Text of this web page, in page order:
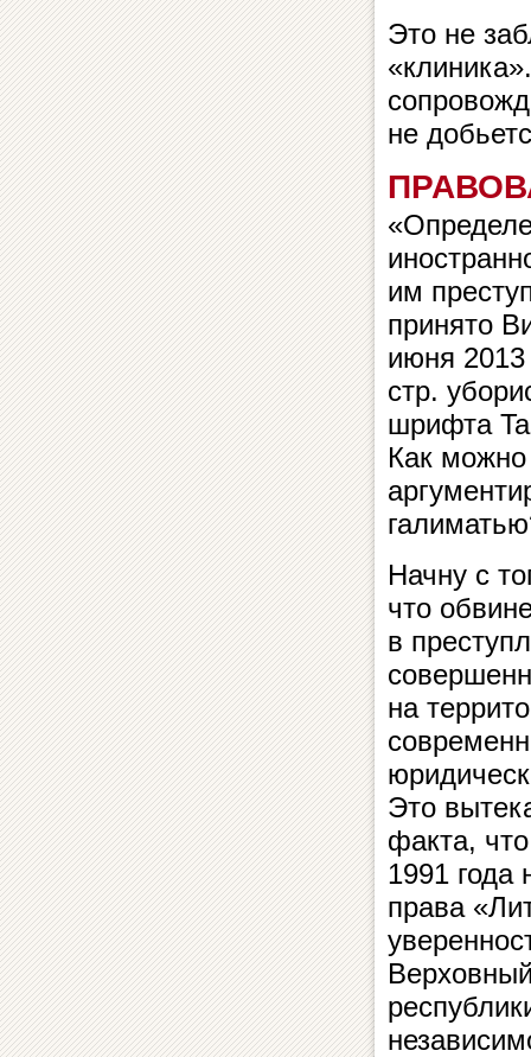
Это не
не
им
принято
июня 2013
стр.
шрифта
Как можно
Начну с
что
в
на
Это
факта,
1991 года
права